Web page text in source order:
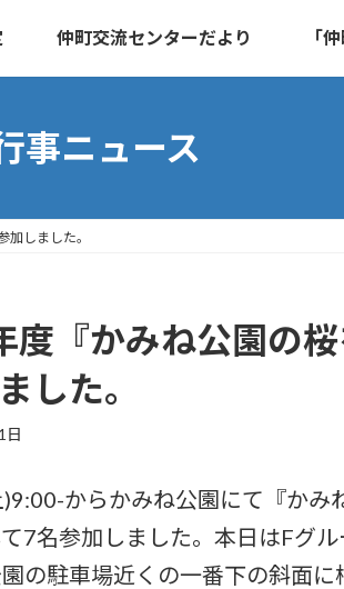
仲町交流センターだより 「
事ニュース
しました。
度『かみね公園の
した。
日
からかみね公園にて『かみ
7名参加しました。本日はFグ
の駐車場近くの一番下の斜面